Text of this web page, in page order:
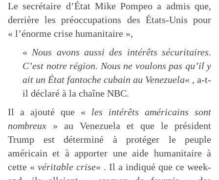
Le secrétaire d’État Mike Pompeo a admis que,
derrière les préoccupations des États-Unis pour
« l’énorme crise humanitaire »,
« Nous avons aussi des intérêts sécuritaires.
C’est notre région. Nous ne voulons pas qu’il y
ait un État fantoche cubain au Venezuela« , a-t-
il déclaré à la chaîne NBC.
Il a ajouté que « les intérêts américains sont
nombreux » au Venezuela et que le président
Trump est déterminé à protéger le peuple
américain et à apporter une aide humanitaire à
cette « véritable crise« . Il a indiqué que ce week-